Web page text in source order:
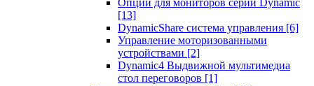
Опции для мониторов серии Dynamic
[13]
DynamicShare система управления [6]
Управление моторизованными
устройствами [2]
Dynamic4 Выдвижной мультимедиа
стол переговоров [1]